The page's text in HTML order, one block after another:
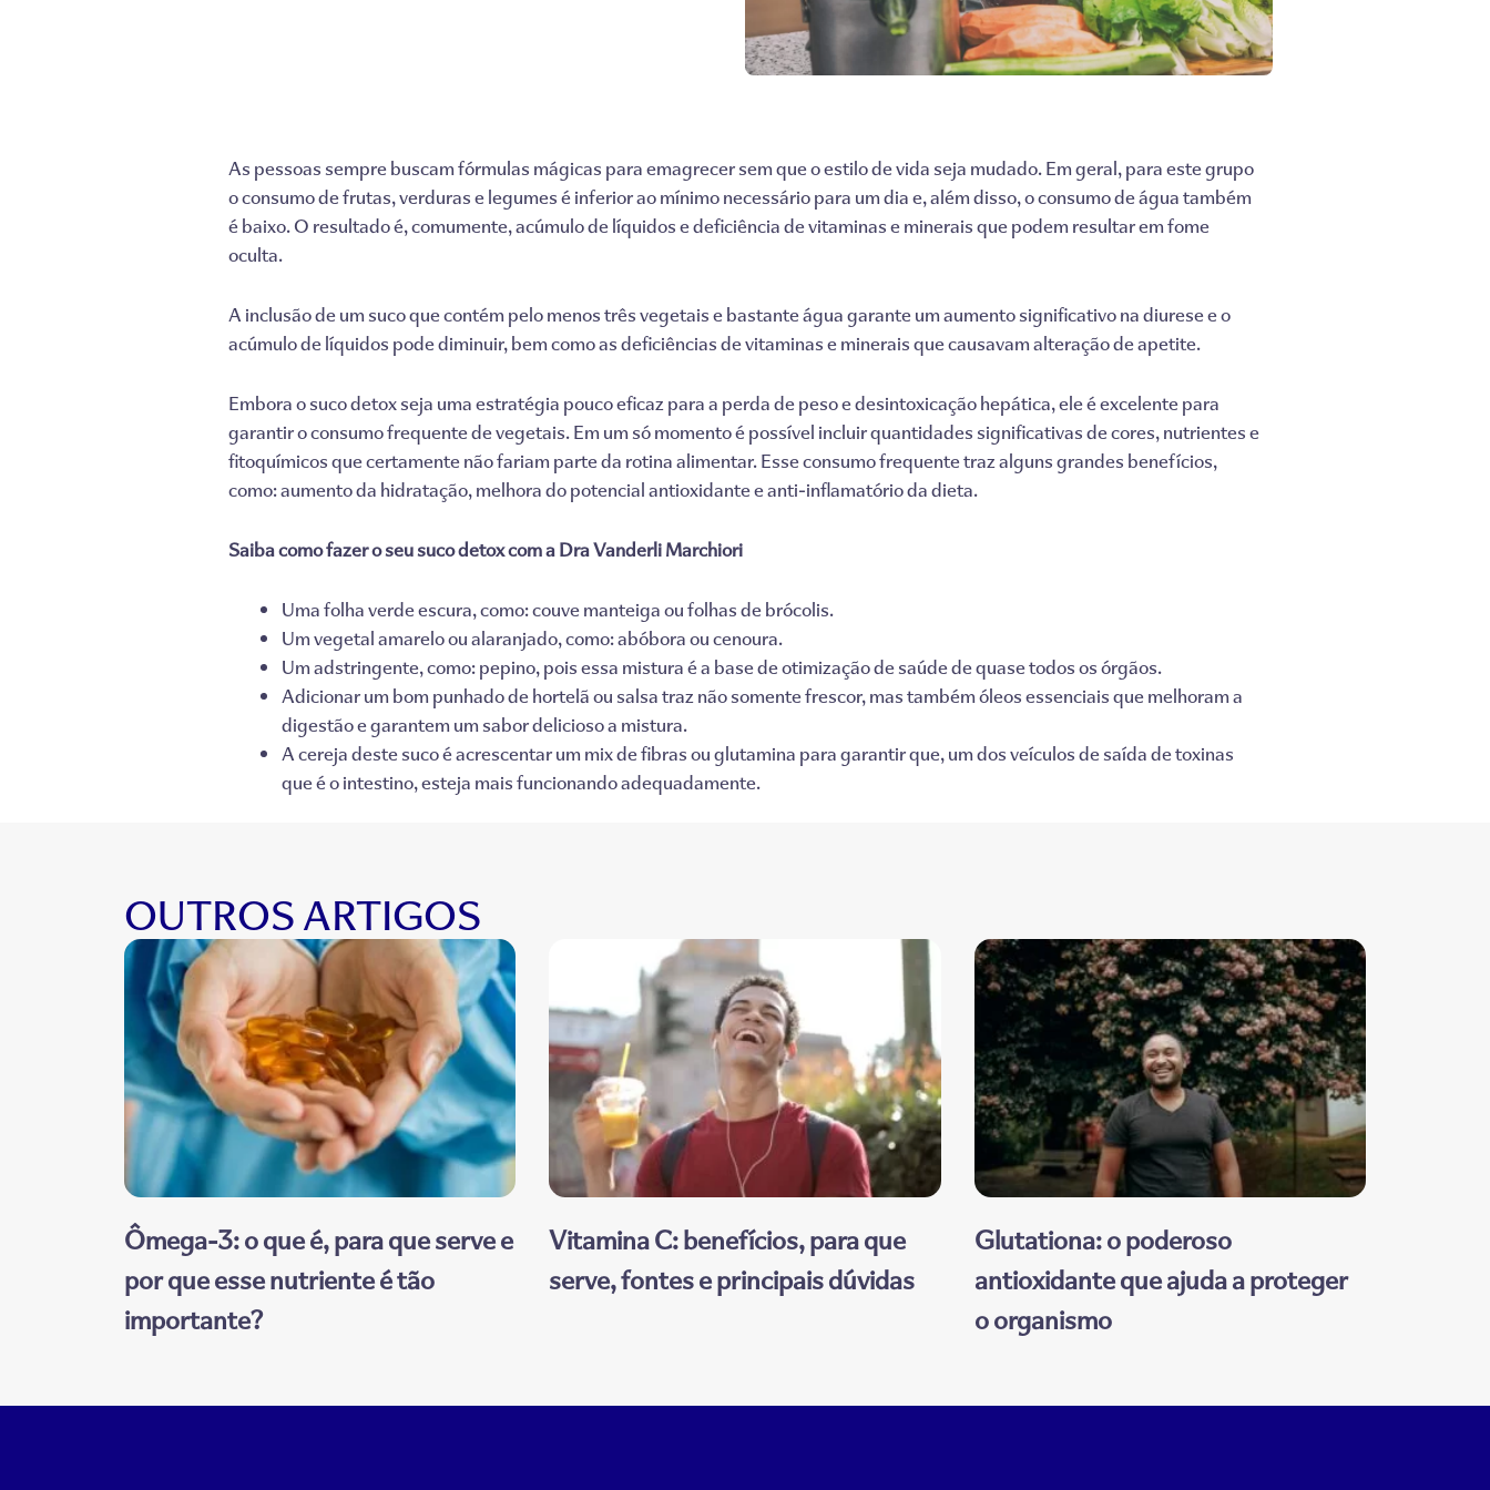
As pessoas sempre buscam fórmulas mágicas para emagrecer sem que o estilo de vida seja mudado. Em geral, para este grupo
o consumo de frutas, verduras e legumes é inferior ao mínimo necessário para um dia e, além disso, o consumo de água também
é baixo. O resultado é, comumente, acúmulo de líquidos e deficiência de vitaminas e minerais que podem resultar em fome
oculta.
A inclusão de um suco que contém pelo menos três vegetais e bastante água garante um aumento significativo na diurese e o
acúmulo de líquidos pode diminuir, bem como as deficiências de vitaminas e minerais que causavam alteração de apetite.
Embora o suco detox seja uma estratégia pouco eficaz para a perda de peso e desintoxicação hepática, ele é excelente para
garantir o consumo frequente de vegetais. Em um só momento é possível incluir quantidades significativas de cores, nutrientes e
fitoquímicos que certamente não fariam parte da rotina alimentar. Esse consumo frequente traz alguns grandes benefícios,
como: aumento da hidratação, melhora do potencial antioxidante e anti-inflamatório da dieta.
Saiba como fazer o seu suco detox com a Dra Vanderli Marchiori
Uma folha verde escura, como: couve manteiga ou folhas de brócolis.
Um vegetal amarelo ou alaranjado, como: abóbora ou cenoura.
Um adstringente, como: pepino, pois essa mistura é a base de otimização de saúde de quase todos os órgãos.
Adicionar um bom punhado de hortelã ou salsa traz não somente frescor, mas também óleos essenciais que melhoram a
digestão e garantem um sabor delicioso a mistura.
A cereja deste suco é acrescentar um mix de fibras ou glutamina para garantir que, um dos veículos de saída de toxinas
que é o intestino, esteja mais funcionando adequadamente.
OUTROS ARTIGOS
Ômega-3: o que é, para que serve e
por que esse nutriente é tão
importante?
Vitamina C: benefícios, para que
serve, fontes e principais dúvidas
Glutationa: o poderoso
antioxidante que ajuda a proteger
o organismo